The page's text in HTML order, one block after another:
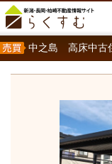
中之島 高床中古